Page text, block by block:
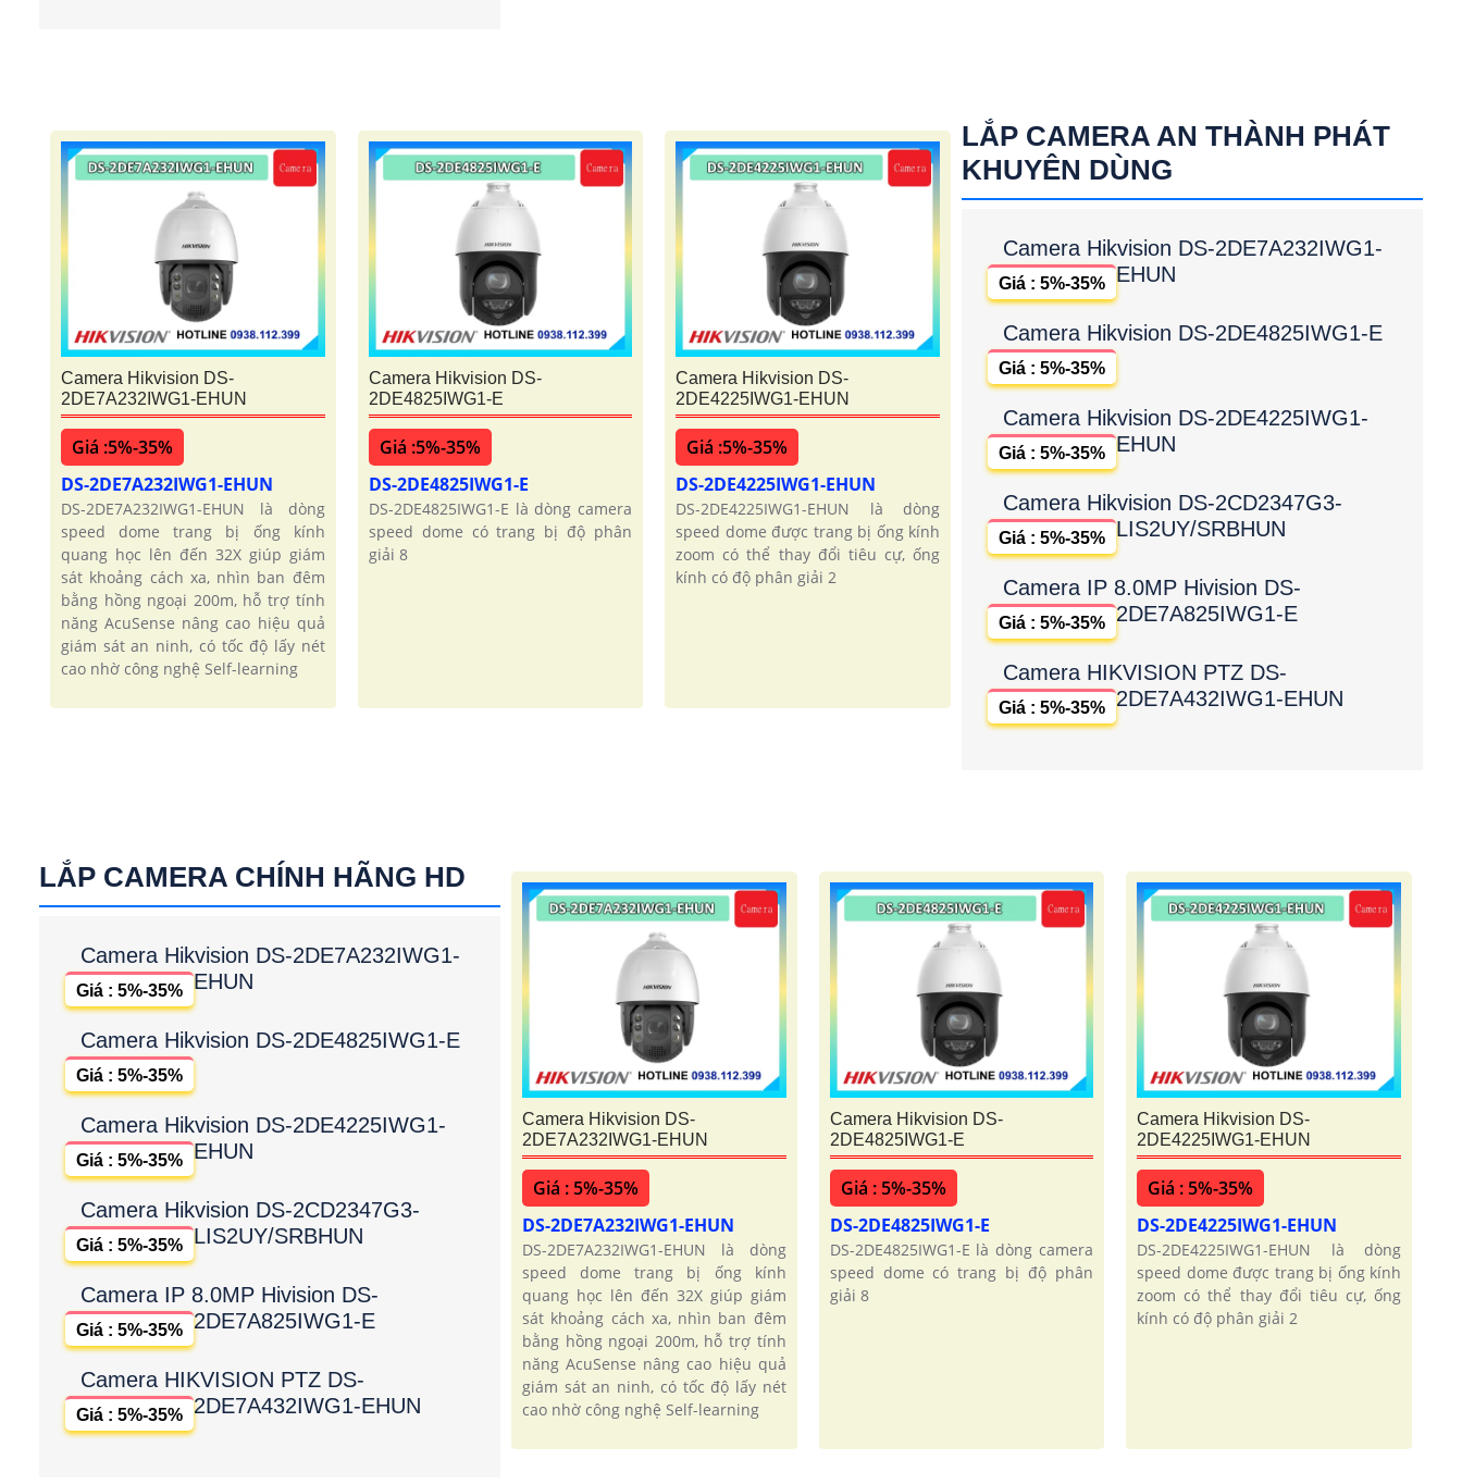
Camera Hikvision DS-
2DE7A232IWG1-EHUN
Giá :5%-35%
DS-2DE7A232IWG1-EHUN
DS-2DE7A232IWG1-EHUN là dòng
speed dome trang bị ống kính
quang học lên đến 32X giúp giám
sát khoảng cách xa, nhìn ban đêm
bằng hồng ngoại 200m, hỗ trợ tính
năng AcuSense nâng cao hiệu quả
giám sát an ninh, có tốc độ lấy nét
cao nhờ công nghệ Self-learning
Camera Hikvision DS-
2DE4825IWG1-E
Giá :5%-35%
DS-2DE4825IWG1-E
DS-2DE4825IWG1-E là dòng camera
speed dome có trang bị độ phân
giải 8
Camera Hikvision DS-
2DE4225IWG1-EHUN
Giá :5%-35%
DS-2DE4225IWG1-EHUN
DS-2DE4225IWG1-EHUN là dòng
speed dome được trang bị ống kính
zoom có thể thay đổi tiêu cự, ống
kính có độ phân giải 2
LẮP CAMERA AN THÀNH PHÁT
KHUYÊN DÙNG
Camera Hikvision DS-2DE7A232IWG1-
EHUN
Giá : 5%-35%
Camera Hikvision DS-2DE4825IWG1-E
Giá : 5%-35%
Camera Hikvision DS-2DE4225IWG1-
EHUN
Giá : 5%-35%
Camera Hikvision DS-2CD2347G3-
LIS2UY/SRBHUN
Giá : 5%-35%
Camera IP 8.0MP Hivision DS-
2DE7A825IWG1-E
Giá : 5%-35%
Camera HIKVISION PTZ DS-
2DE7A432IWG1-EHUN
Giá : 5%-35%
LẮP CAMERA CHÍNH HÃNG HD
Camera Hikvision DS-2DE7A232IWG1-
EHUN
Giá : 5%-35%
Camera Hikvision DS-2DE4825IWG1-E
Giá : 5%-35%
Camera Hikvision DS-2DE4225IWG1-
EHUN
Giá : 5%-35%
Camera Hikvision DS-2CD2347G3-
LIS2UY/SRBHUN
Giá : 5%-35%
Camera IP 8.0MP Hivision DS-
2DE7A825IWG1-E
Giá : 5%-35%
Camera HIKVISION PTZ DS-
2DE7A432IWG1-EHUN
Giá : 5%-35%
Camera Hikvision DS-
2DE7A232IWG1-EHUN
Giá : 5%-35%
DS-2DE7A232IWG1-EHUN
DS-2DE7A232IWG1-EHUN là dòng
speed dome trang bị ống kính
quang học lên đến 32X giúp giám
sát khoảng cách xa, nhìn ban đêm
bằng hồng ngoại 200m, hỗ trợ tính
năng AcuSense nâng cao hiệu quả
giám sát an ninh, có tốc độ lấy nét
cao nhờ công nghệ Self-learning
Camera Hikvision DS-
2DE4825IWG1-E
Giá : 5%-35%
DS-2DE4825IWG1-E
DS-2DE4825IWG1-E là dòng camera
speed dome có trang bị độ phân
giải 8
Camera Hikvision DS-
2DE4225IWG1-EHUN
Giá : 5%-35%
DS-2DE4225IWG1-EHUN
DS-2DE4225IWG1-EHUN là dòng
speed dome được trang bị ống kính
zoom có thể thay đổi tiêu cự, ống
kính có độ phân giải 2